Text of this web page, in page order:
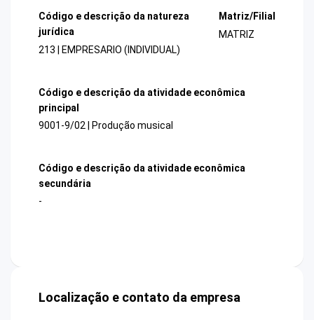
Código e descrição da natureza
jurídica
213 | EMPRESARIO (INDIVIDUAL)
Matriz/Filial
MATRIZ
Código e descrição da atividade econômica
principal
9001-9/02 | Produção musical
Código e descrição da atividade econômica
secundária
-
Localização e contato da empresa